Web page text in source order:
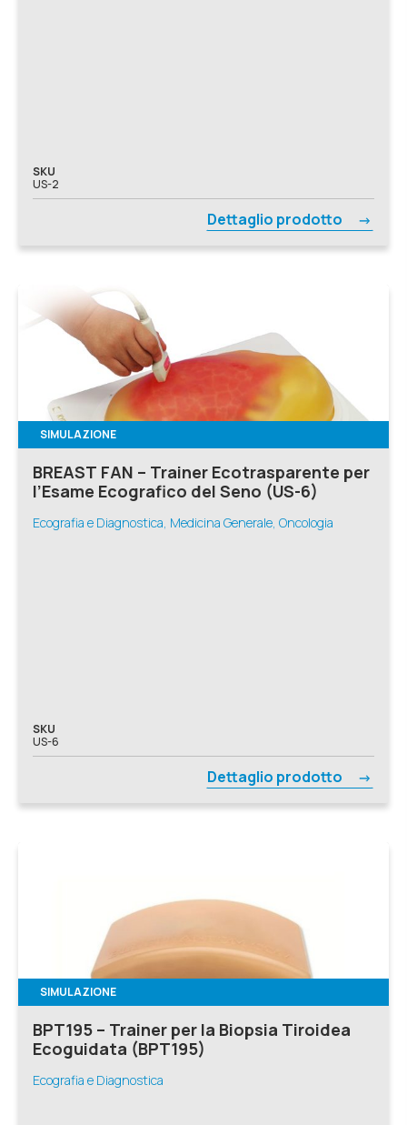
SKU
US-2
Dettaglio prodotto
SIMULAZIONE
BREAST FAN – Trainer Ecotrasparente per
l’Esame Ecografico del Seno (US-6)
Ecografia e Diagnostica, Medicina Generale, Oncologia
SKU
US-6
Dettaglio prodotto
SIMULAZIONE
BPT195 – Trainer per la Biopsia Tiroidea
Ecoguidata (BPT195)
Ecografia e Diagnostica